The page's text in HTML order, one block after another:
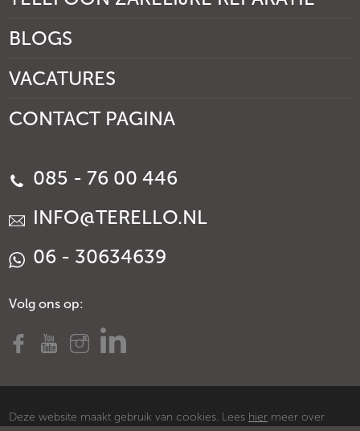
BLOGS
VACATURES
CONTACT PAGINA
085 - 76 00 446
INFO@TERELLO.NL
06 - 30634639
Volg ons op:
Deze website maakt gebruik van cookies. Lees hier meer over